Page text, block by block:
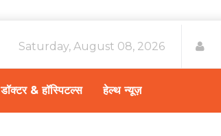
Saturday, August 08, 2026
डॉक्टर & हॉस्पिटल्स हेल्थ न्यूज़